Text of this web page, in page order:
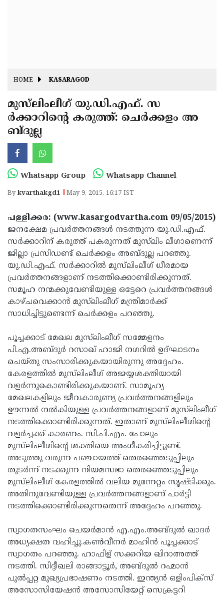
J&K
State
Assembly
Elections
Haryana
State
Assembly
Elections
Diwali
Christmas
New-
Year
Republic
Day
Budget
Election
Maha
Shivarathri
International
Women's
Day
Anti-
Drug
Campaign
Attukal
Pongala
2025
Holi
2025
IPL
2025
Eid
Al-
Fitr
2025
Waqf
Bill
Controversy
Vishu
Festival
2025
Good
Friday
Observance
2025
Easter
Sunday
2025
By-
Election
Updates
Bihar
Assembly
Polls
Kerala
Local
Body
Look
Back
HOME KASARAGOD
മുസ്‌ലിംലീഗ് യു.ഡി.എഫ്. സ
ര്‍ക്കാറിന്റെ കരുത്ത്: ചെര്‍ക്കളം അ
ബ്ദുല്ല
Whatsapp Group Whatsapp Channel
Bykvarthakgd1 May 9, 2015, 16:17 IST
പള്ളിക്കര: (www.kasargodvartha.com 09/05/2015)
ജനക്ഷേമ പ്രവര്‍ത്തനങ്ങള്‍ നടത്തുന്ന യു.ഡി.എഫ്.
സര്‍ക്കാറിന് കരുത്ത് പകരുന്നത് മുസ്‌ലിം ലീഗാണെന്ന്
ജില്ലാ പ്രസിഡണ്ട് ചെര്‍ക്കളം അബ്ദുല്ല പറഞ്ഞു.
യു.ഡി.എഫ്. സര്‍ക്കാറില്‍ മുസ്‌ലിംലീഗ് ധീരമായ
പ്രവര്‍ത്തനങ്ങളാണ് നടത്തിക്കൊണ്ടിരിക്കുന്നത്.
സമൂഹ നന്മക്കുവേണ്ടിയുള്ള ഒട്ടേറെ പ്രവര്‍ത്തനങ്ങള്‍
കാഴ്ചവെക്കാന്‍ മുസ്‌ലിംലീഗ് മന്ത്രിമാര്‍ക്ക്
സാധിച്ചിട്ടുണ്ടെന്ന് ചെര്‍ക്കളം പറഞ്ഞു.
പൂച്ചക്കാട് മേഖല മുസ്‌ലിംലീഗ് സമ്മേളനം
പി.എ.അബ്ദുര്‍ റസാഖ് ഹാജി നഗറില്‍ ഉദ്ഘാടനം
ചെയ്തു സംസാരിക്കുകയായിരുന്നു അദ്ദേഹം.
കേരളത്തില്‍ മുസ്‌ലിംലീഗ് അജയ്യശക്തിയായി
വളര്‍ന്നുകൊണ്ടിരിക്കുകയാണ്. സാമൂഹ്യ
മേഖലകളിലും ജീവകാരുണ്യ പ്രവര്‍ത്തനങ്ങളിലും
ഊന്നല്‍ നല്‍കിയുള്ള പ്രവര്‍ത്തനങ്ങളാണ് മുസ്‌ലിംലീഗ്
നടത്തിക്കൊണ്ടിരിക്കുന്നത്. ഇതാണ് മുസ്‌ലിംലീഗിന്റെ
വളര്‍ച്ചക്ക് കാരണം. സി.പി.എം. പോലും
മുസ്‌ലിംലീഗിന്റെ ശക്തിയെ അംഗീകരിച്ചിട്ടുണ്ട്.
അടുത്തു വരുന്ന പഞ്ചായത്ത് തെരഞ്ഞെടുപ്പിലും
തുടര്‍ന്ന് നടക്കുന്ന നിയമസഭാ തെരഞ്ഞെടുപ്പിലും
മുസ്‌ലിംലീഗ് കേരളത്തില്‍ വലിയ മുന്നേറ്റം സൃഷ്ടിക്കും.
അതിനുവേണ്ടിയുള്ള പ്രവര്‍ത്തനങ്ങളാണ് പാര്‍ട്ടി
നടത്തിക്കൊണ്ടിരിക്കുന്നതെന്ന് അദ്ദേഹം പറഞ്ഞു.
സ്വാഗതസംഘം ചെയര്‍മാന്‍ എ.എം.അബ്ദുല്‍ ഖാദര്‍
അധ്യക്ഷത വഹിച്ചു.കണ്‍വീനര്‍ മാഹിന്‍ പൂച്ചക്കാട്
സ്വാഗതം പറഞ്ഞു. ഹാഫിള് സക്കറിയ ഖിറാഅത്ത്
നടത്തി. സിദ്ദീഖലി രാങ്ങാട്ടൂര്‍, അബ്ദുല്‍ റഹ്മാന്‍
പുല്‍പ്പറ്റ മുഖ്യപ്രഭാഷണം നടത്തി. ഇന്ത്യന്‍ ഒളിംപിക്‌സ്
അസോസിയേഷന്‍ അസോസിയേറ്റ് സെക്രട്ടറി